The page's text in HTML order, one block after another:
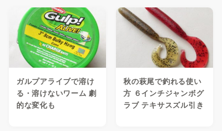
ガルプアライブで溶け
る・溶けないワーム 劇
的な変化も
秋の萩尾で釣れる使い
方 ６インチジャンボグ
ラブ テキサスズル引き